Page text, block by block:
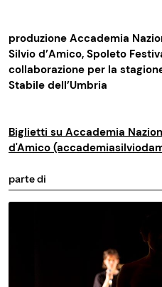
produzione Accademia
Silvio d’Amico, Spoleto
collaborazione per la
Stabile dell’Umbria
Biglietti su Accademia
d'Amico
parte di